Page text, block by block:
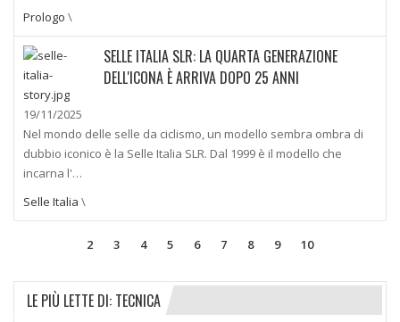
Prologo \
SELLE ITALIA SLR: LA QUARTA GENERAZIONE
DELL'ICONA È ARRIVA DOPO 25 ANNI
19/11/2025
Nel mondo delle selle da ciclismo, un modello sembra ombra di
dubbio iconico è la Selle Italia SLR. Dal 1999 è il modello che
incarna l'…
Selle Italia \
2 3 4 5 6 7 8 9 10
LE PIÙ LETTE DI: TECNICA